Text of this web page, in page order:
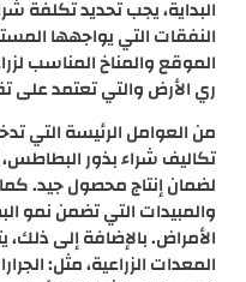
البداية، يجب تحديد تكلفة
النفقات التي يواجهها
الموقع والمناخ المناسب
ري الأرض والتي تعتمد على
من العوامل الرئيسة التي
تكاليف شراء بذور
لضمان إنتاج محصول جيد.
والمبيدات التي تضمن
الأمراض. بالإضافة إلى
المعدات الزراعية، مثل: